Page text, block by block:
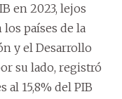
en 2023, lejos
países de la
y el Desarrollo
su lado, registró
15,8% del PIB